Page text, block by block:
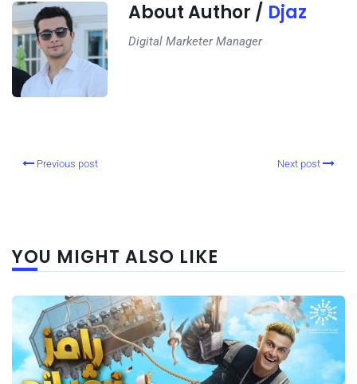
About Author / Djaz
Digital Marketer Manager
Previous post Next post
YOU MIGHT ALSO LIKE